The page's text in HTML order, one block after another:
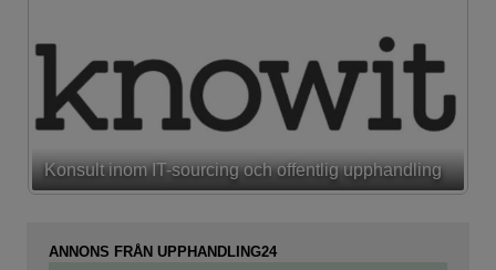
Konsult inom IT-sourcing och offentlig upphandling
ANNONS FRÅN UPPHANDLING24